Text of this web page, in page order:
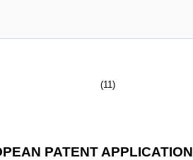
(11)
PATENT APPLICATION